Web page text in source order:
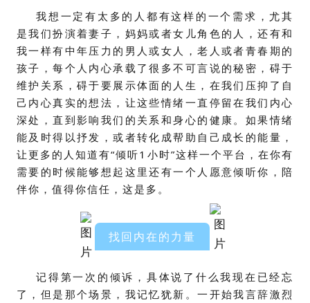
我想一定有太多的人都有这样的一个需求，尤其
是我们扮演着妻子，妈妈或者女儿角色的人，还有和
我一样有中年压力的男人或女人，老人或者青春期的
孩子，每个人内心承载了很多不可言说的秘密，碍于
维护关系，碍于要展示体面的人生，在我们压抑了自
己内心真实的想法，让这些情绪一直停留在我们内心
深处，直到影响我们的关系和身心的健康。如果情绪
能及时得以抒发，或者转化成帮助自己成长的能量，
让更多的人知道有“倾听1小时”这样一个平台，在你有
需要的时候能够想起这里还有一个人愿意倾听你，陪
伴你，值得你信任，这是多。
找回内在的力量
记得第一次的倾诉，具体说了什么我现在已经忘
了，但是那个场景，我记忆犹新。一开始我言辞激烈